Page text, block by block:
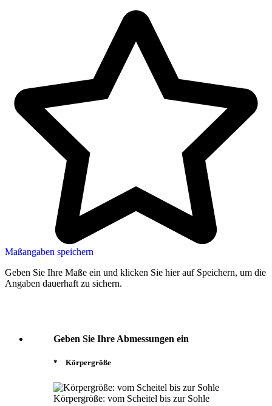
Maßangaben speichern
Geben Sie Ihre Maße ein und klicken Sie hier auf Speichern, um die
Angaben dauerhaft zu sichern.
Geben Sie Ihre Abmessungen ein
* Körpergröße
Körpergröße: vom Scheitel bis zur Sohle